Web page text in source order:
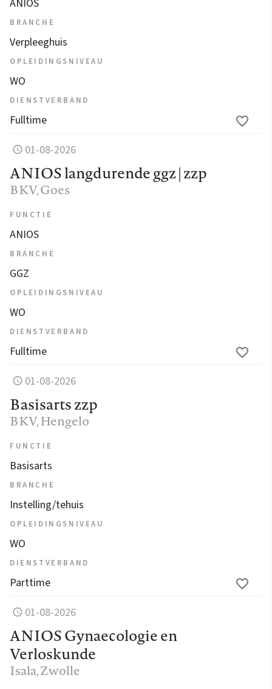
ANIOS
BRANCHE
Verpleeghuis
OPLEIDINGSNIVEAU
WO
DIENSTVERBAND
Fulltime
01-08-2026
ANIOS langdurende ggz | zzp
BKV, Goes
FUNCTIE
ANIOS
BRANCHE
GGZ
OPLEIDINGSNIVEAU
WO
DIENSTVERBAND
Fulltime
01-08-2026
Basisarts zzp
BKV, Hengelo
FUNCTIE
Basisarts
BRANCHE
Instelling/tehuis
OPLEIDINGSNIVEAU
WO
DIENSTVERBAND
Parttime
01-08-2026
ANIOS Gynaecologie en
Verloskunde
Isala, Zwolle